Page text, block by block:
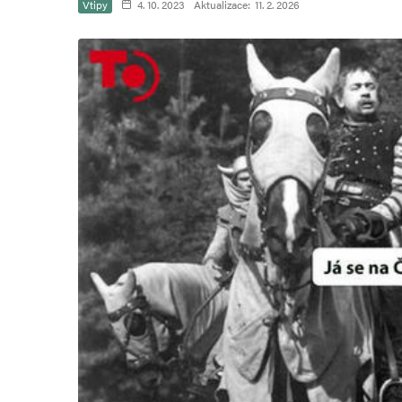
Vtipy 4. 10. 2023 Aktualizace: 11. 2. 2026